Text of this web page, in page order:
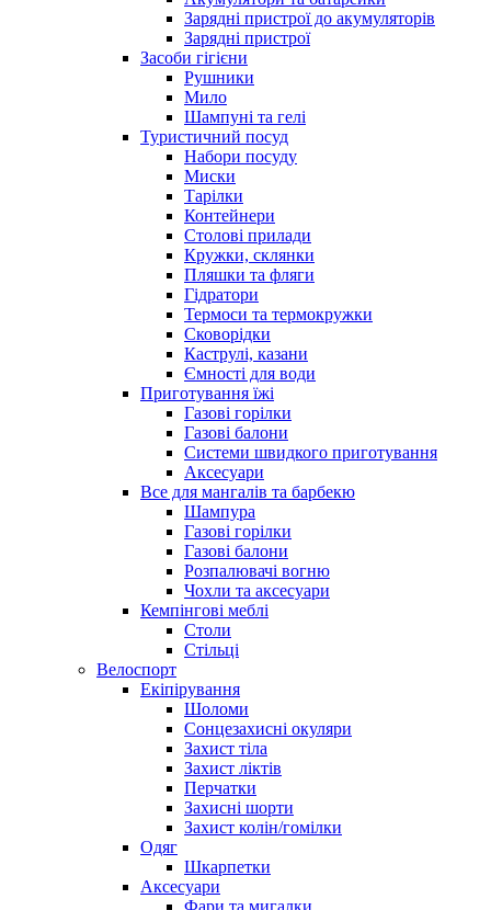
Зарядні пристрої до акумуляторів
Зарядні пристрої
Засоби гігієни
Рушники
Мило
Шампуні та гелі
Туристичний посуд
Набори посуду
Миски
Тарілки
Контейнери
Столові прилади
Кружки, склянки
Пляшки та фляги
Гідратори
Термоси та термокружки
Сковорідки
Каструлі, казани
Ємності для води
Приготування їжі
Газові горілки
Газові балони
Системи швидкого приготування
Аксесуари
Все для мангалів та барбекю
Шампура
Газові горілки
Газові балони
Розпалювачі вогню
Чохли та аксесуари
Кемпінгові меблі
Столи
Стільці
Велоспорт
Екіпірування
Шоломи
Сонцезахисні окуляри
Захист тіла
Захист ліктів
Перчатки
Захисні шорти
Захист колін/гомілки
Одяг
Шкарпетки
Аксесуари